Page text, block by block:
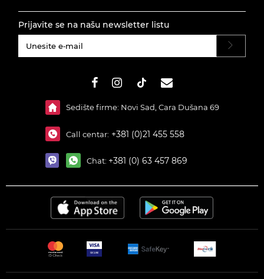
Prijavite se na našu newsletter listu
Sedište firme: Novi Sad, Cara Dušana 69
Call centar: +381 (0)21 455 558
Chat: +381 (0) 63 457 869